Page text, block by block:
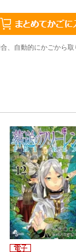
、自動的にかごから取